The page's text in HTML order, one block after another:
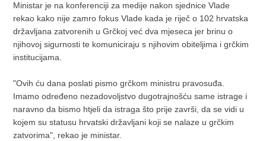
Ministar je na konferenciji za medije nakon sjednice Vlade
rekao kako nije zamro fokus Vlade kada je riječ o 102 hrvatska
državljana zatvorenih u Grčkoj već dva mjeseca jer brinu o
njihovoj sigurnosti te komuniciraju s njihovim obiteljima i grčkim
institucijama.
"Ovih ću dana poslati pismo grčkom ministru pravosuđa.
Imamo određeno nezadovoljstvo dugotrajnošću same istrage i
naravno da bismo htjeli da istraga što prije završi, da se vidi u
kojem su statusu hrvatski državljani koji se nalaze u grčkim
zatvorima", rekao je ministar.